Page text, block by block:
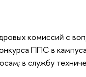
комиссий с
ППС в
в службу